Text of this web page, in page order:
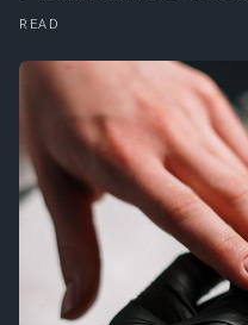
READ